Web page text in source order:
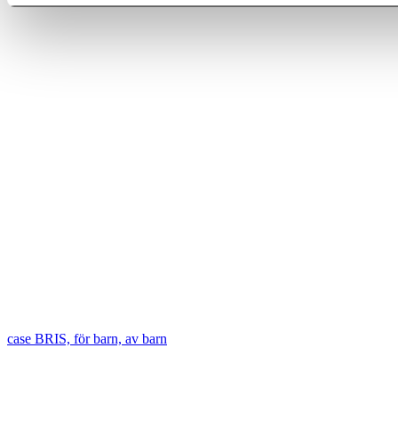
case BRIS, för barn, av barn